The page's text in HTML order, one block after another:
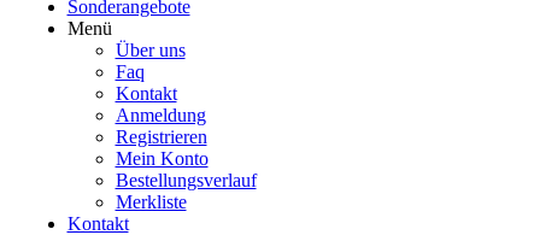
Sonderangebote
Menü
Über uns
Faq
Kontakt
Anmeldung
Registrieren
Mein Konto
Bestellungsverlauf
Merkliste
Kontakt